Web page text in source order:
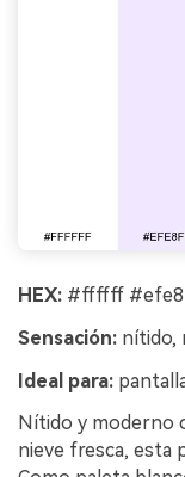
HEX: #ffffff
Sensación: nítido,
Ideal para:
Nítido y moderno
nieve fresca, esta